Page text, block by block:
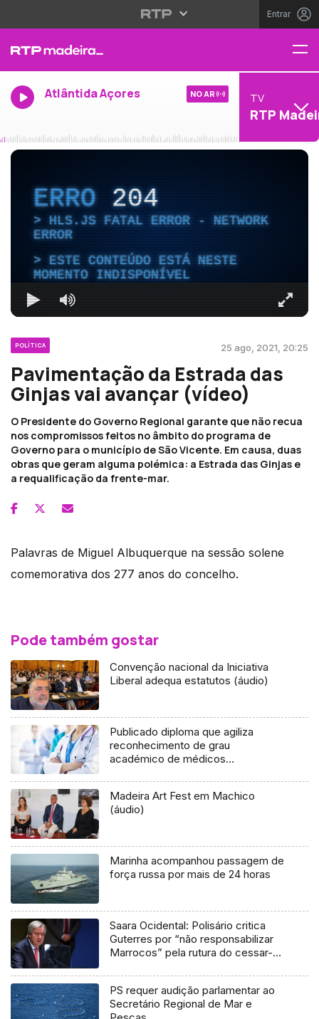
Entrar
Atlântida Açores NO AR TV
RTP
ERRO204
HLS.JS FATAL ERROR - NETWORK
ERROR
ESTE CONTEÚDO ESTÁ NESTE
MOMENTO INDISPONÍVEL
POLÍTICA 25 ago, 2021, 20:25
Pavimentação da Estrada das
Ginjas vai avançar (vídeo)
O Presidente do Governo Regional garante que não recua
nos compromissos feitos no âmbito do programa de
Governo para o município de São Vicente. Em causa, duas
obras que geram alguma polémica: a Estrada das Ginjas e
a requalificação da frente-mar.
Palavras de Miguel Albuquerque na sessão solene
comemorativa dos 277 anos do concelho.
Pode também gostar
Convenção nacional da Iniciativa
Liberal adequa estatutos (áudio)
Publicado diploma que agiliza
reconhecimento de grau
académico de médicos
Madeira Art Fest em Machico
(áudio)
Marinha acompanhou passagem de
força russa por mais de 24 horas
Saara Ocidental: Polisário critica
Guterres por “não responsabilizar
Marrocos” pela rutura do cessar-
PS requer audição parlamentar ao
Secretário Regional de Mar e